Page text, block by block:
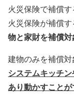
火災保険で補償す
火災保険が補償
物と家財を補償
建物のみを補償
システムキッチ
あり動かすこと